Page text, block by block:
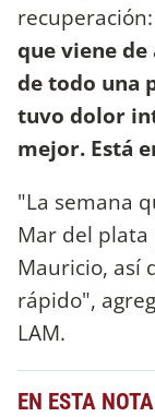
recuperación:
que viene
de todo una
tuvo dolor
mejor. Está
"La semana
Mar del plata
Mauricio, así
rápido",
LAM.
EN ESTA NOTA